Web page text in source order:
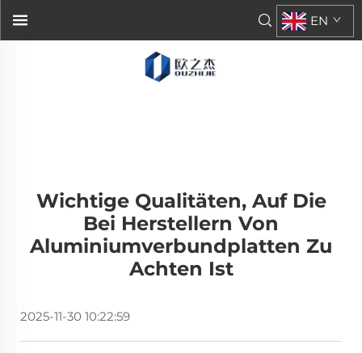
EN
Wichtige Qualitäten, Auf Die
Bei Herstellern Von
Aluminiumverbundplatten Zu
Achten Ist
2025-11-30 10:22:59